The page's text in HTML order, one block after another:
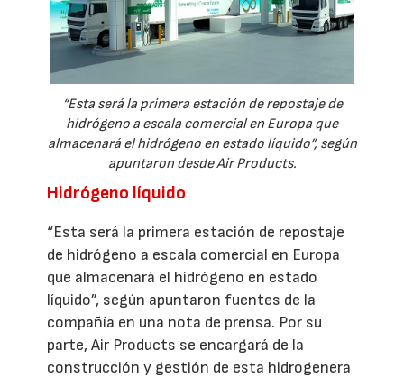
“Esta será la primera estación de repostaje de
hidrógeno a escala comercial en Europa que
almacenará el hidrógeno en estado líquido”, según
apuntaron desde Air Products.
Hidrógeno líquido
“Esta será la primera estación de repostaje
de hidrógeno a escala comercial en Europa
que almacenará el hidrógeno en estado
líquido”, según apuntaron fuentes de la
compañía en una nota de prensa. Por su
parte, Air Products se encargará de la
construcción y gestión de esta hidrogenera